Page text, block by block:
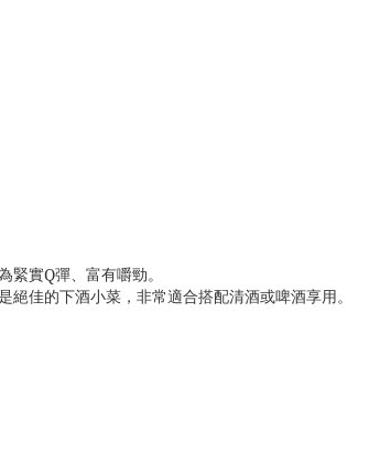
實Q彈、富有嚼勁。
佳的下酒小菜，非常適合搭配清酒或啤酒享用。